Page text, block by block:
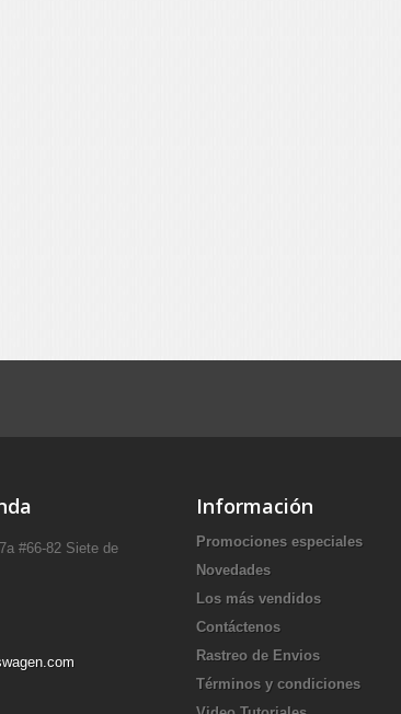
#66-82 Siete de
Información
Promociones especiales
Novedades
Los más vendidos
Contáctenos
Rastreo de Envios
Términos y condiciones